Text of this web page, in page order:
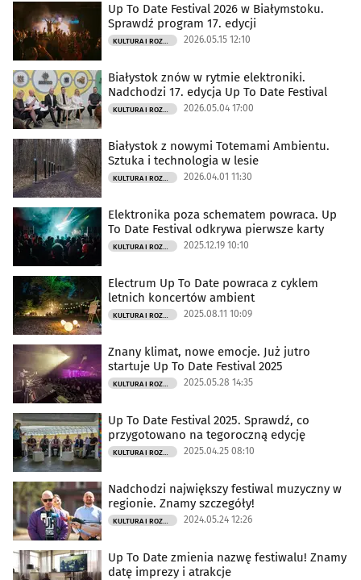
Up To Date Festival 2026 w Białymstoku.
Sprawdź program 17. edycji
2026.05.15 12:10
Białystok znów w rytmie elektroniki.
Nadchodzi 17. edycja Up To Date Festival
2026.05.04 17:00
Białystok z nowymi Totemami Ambientu.
Sztuka i technologia w lesie
2026.04.01 11:30
Elektronika poza schematem powraca. Up
To Date Festival odkrywa pierwsze karty
2025.12.19 10:10
Electrum Up To Date powraca z cyklem
letnich koncertów ambient
2025.08.11 10:09
Znany klimat, nowe emocje. Już jutro
startuje Up To Date Festival 2025
2025.05.28 14:35
Up To Date Festival 2025. Sprawdź, co
przygotowano na tegoroczną edycję
2025.04.25 08:10
Nadchodzi największy festiwal muzyczny w
regionie. Znamy szczegóły!
2024.05.24 12:26
Up To Date zmienia nazwę festiwalu! Znamy
datę imprezy i atrakcje